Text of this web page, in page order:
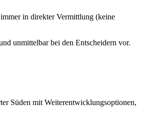
in direkter Vermittlung (keine
unmittelbar bei den Entscheidern vor.
Süden mit Weiterentwicklungsoptionen,